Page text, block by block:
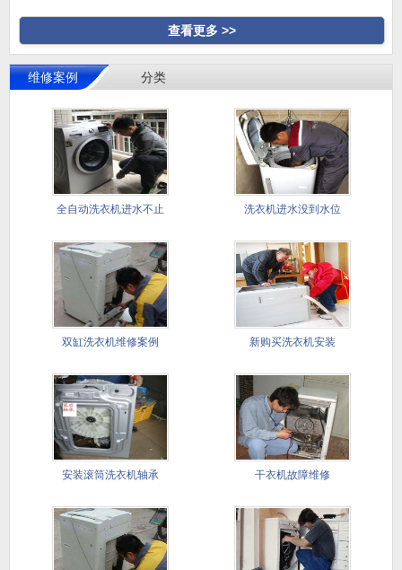
查看更多 >>
维修案例 分类
全自动洗衣机进水不止 洗衣机进水没到水位
双缸洗衣机维修案例 新购买洗衣机安装
安装滚筒洗衣机轴承 干衣机故障维修